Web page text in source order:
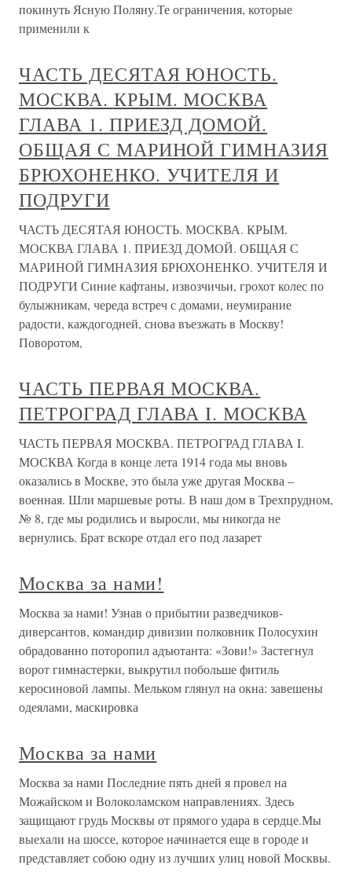
покинуть Ясную Поляну.Те ограничения, которые
применили к
ЧАСТЬ ДЕСЯТАЯ ЮНОСТЬ.
МОСКВА. КРЫМ. МОСКВА
ГЛАВА 1. ПРИЕЗД ДОМОЙ.
ОБЩАЯ С МАРИНОЙ ГИМНАЗИЯ
БРЮХОНЕНКО. УЧИТЕЛЯ И
ПОДРУГИ
ЧАСТЬ ДЕСЯТАЯ ЮНОСТЬ. МОСКВА. КРЫМ.
МОСКВА ГЛАВА 1. ПРИЕЗД ДОМОЙ. ОБЩАЯ С
МАРИНОЙ ГИМНАЗИЯ БРЮХОНЕНКО. УЧИТЕЛЯ И
ПОДРУГИ Синие кафтаны, извозчичьи, грохот колес по
булыжникам, череда встреч с домами, неумирание
радости, каждогодней, снова въезжать в Москву!
Поворотом,
ЧАСТЬ ПЕРВАЯ МОСКВА.
ПЕТРОГРАД ГЛАВА I. МОСКВА
ЧАСТЬ ПЕРВАЯ МОСКВА. ПЕТРОГРАД ГЛАВА I.
МОСКВА Когда в конце лета 1914 года мы вновь
оказались в Москве, это была уже другая Москва –
военная. Шли маршевые роты. В наш дом в Трехпрудном,
№ 8, где мы родились и выросли, мы никогда не
вернулись. Брат вскоре отдал его под лазарет
Москва за нами!
Москва за нами! Узнав о прибытии разведчиков-
диверсантов, командир дивизии полковник Полосухин
обрадованно поторопил адъютанта: «Зови!» Застегнул
ворот гимнастерки, выкрутил побольше фитиль
керосиновой лампы. Мельком глянул на окна: завешены
одеялами, маскировка
Москва за нами
Москва за нами Последние пять дней я провел на
Можайском и Волоколамском направлениях. Здесь
защищают грудь Москвы от прямого удара в сердце.Мы
выехали на шоссе, которое начинается еще в городе и
представляет собою одну из лучших улиц новой Москвы.